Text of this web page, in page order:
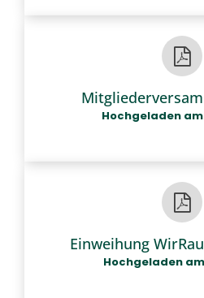
Hochgeladen
Einweihung
Hochgeladen